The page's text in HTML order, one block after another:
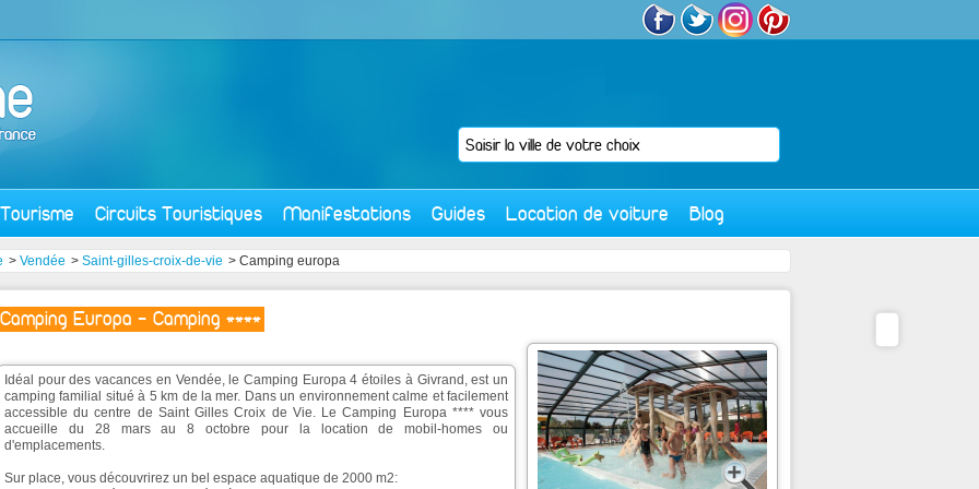
Tourisme Circuits Touristiques Manifestations Guides Location de voiture Blog
> Vendée > Saint-gilles-croix-de-vie > Camping europa
Camping Europa - Camping ****
Idéal pour des vacances en Vendée, le Camping Europa 4 étoiles à Givrand, est un
camping familial situé à 5 km de la mer. Dans un environnement calme et facilement
accessible du centre de Saint Gilles Croix de Vie. Le Camping Europa **** vous
accueille du 28 mars au 8 octobre pour la location de mobil-homes ou
d'emplacements.
Sur place, vous découvrirez un bel espace aquatique de 2000 m2: